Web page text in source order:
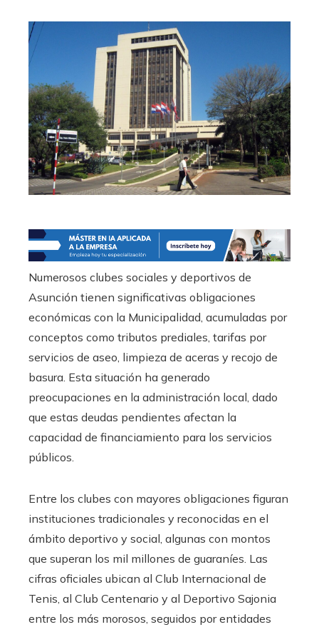
Numerosos clubes sociales y deportivos de
Asunción tienen significativas obligaciones
económicas con la Municipalidad, acumuladas por
conceptos como tributos prediales, tarifas por
servicios de aseo, limpieza de aceras y recojo de
basura. Esta situación ha generado
preocupaciones en la administración local, dado
que estas deudas pendientes afectan la
capacidad de financiamiento para los servicios
públicos.
Entre los clubes con mayores obligaciones figuran
instituciones tradicionales y reconocidas en el
ámbito deportivo y social, algunas con montos
que superan los mil millones de guaraníes. Las
cifras oficiales ubican al Club Internacional de
Tenis, al Club Centenario y al Deportivo Sajonia
entre los más morosos, seguidos por entidades